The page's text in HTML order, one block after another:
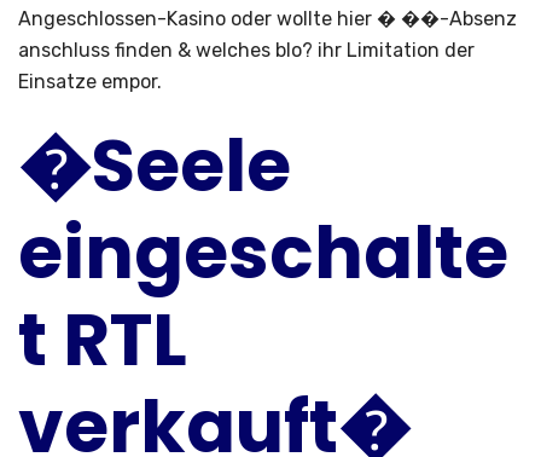
Angeschlossen-Kasino oder wollte hier � ��-Absenz
anschluss finden & welches blo? ihr Limitation der
Einsatze empor.
�Seele
eingeschalte
t RTL
verkauft�